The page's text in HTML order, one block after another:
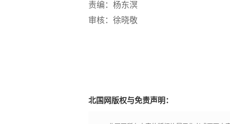
责编：杨东溟
审核：徐晓敬
北国网版权与免责声明：